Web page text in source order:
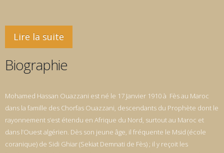
Lire la suite
Biographie
dans la famille des Chorfas Ouazzani, descendants du Prophète dont le
rayonnement s’est étendu en Afrique du Nord, surtout au Maroc et
dans l’Ouest algérien. Dès son jeune âge, il fréquente le Msid (école
coranique) de Sidi Ghiar (Sekiat Demnati de Fès) ; il y reçoit les
fondements de la langue arabe et se consacre à l’apprentissage des